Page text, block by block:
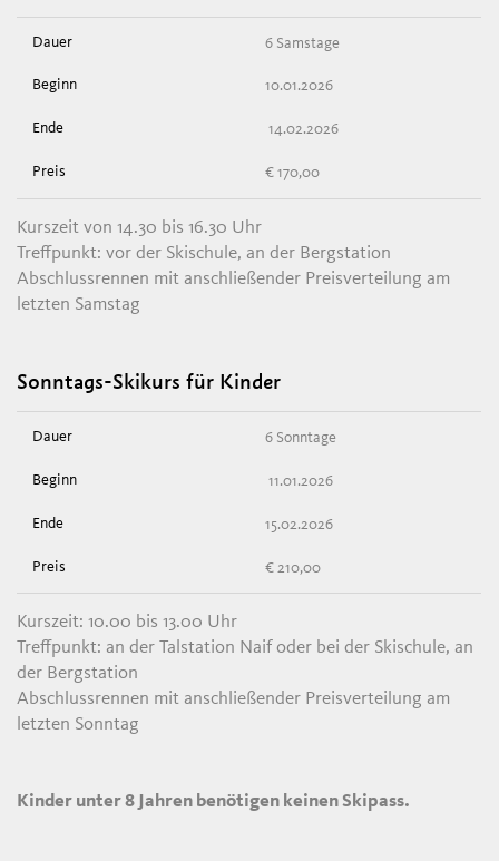
6 Samstage
10.01.2026
14.02.2026
€ 170,00
Kurszeit von 14.30 bis 16.30 Uhr
Treffpunkt: vor der Skischule, an der Bergstation
Abschlussrennen mit anschließender Preisverteilung am
letzten Samstag
Sonntags-Skikurs für Kinder
6 Sonntage
11.01.2026
15.02.2026
€ 210,00
Kurszeit: 10.00 bis 13.00 Uhr
Treffpunkt: an der Talstation Naif oder bei der Skischule, an
der Bergstation
Abschlussrennen mit anschließender Preisverteilung am
letzten Sonntag
Kinder unter 8 Jahren benötigen keinen Skipass.